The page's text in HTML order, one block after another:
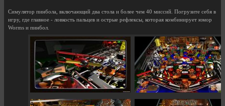
Симулятор пинбола, включающий два стола и более чем 40 миссий. Погрузите себя в
игру, где главное - ловкость пальцев и острые рефлексы, которая комбинирует юмор
Worms и пинбол.